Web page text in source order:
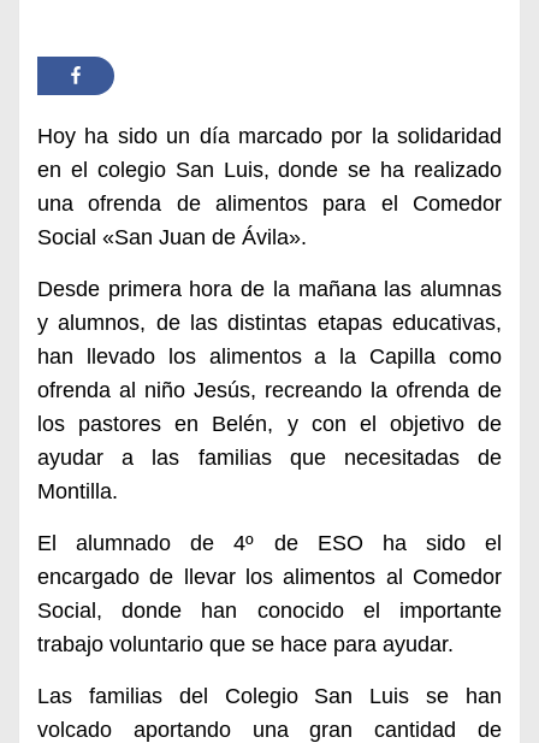
Hoy ha sido un día marcado por la solidaridad
en el colegio San Luis, donde se ha realizado
una ofrenda de alimentos para el Comedor
Social «San Juan de Ávila».
Desde primera hora de la mañana las alumnas
y alumnos, de las distintas etapas educativas,
han llevado los alimentos a la Capilla como
ofrenda al niño Jesús, recreando la ofrenda de
los pastores en Belén, y con el objetivo de
ayudar a las familias que necesitadas de
Montilla.
El alumnado de 4º de ESO ha sido el
encargado de llevar los alimentos al Comedor
Social, donde han conocido el importante
trabajo voluntario que se hace para ayudar.
Las familias del Colegio San Luis se han
volcado aportando una gran cantidad de